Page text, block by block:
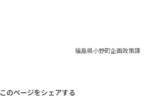
福島県小野町企画政策課
このページをシェアする